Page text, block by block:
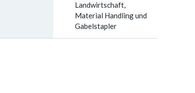
Landwirtschaft,
Material Handling und
Gabelstapler